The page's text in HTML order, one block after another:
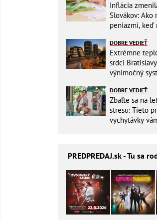
Inflácia
Slovákov: Ako
peniazmi, keď
DOBRE VEDIEŤ
Extrémne
srdci
výnimočný
DOBRE VEDIEŤ
Zbaľte sa na
stresu: Tieto
vychytávky
PREDPREDAJ.sk - Tu sa